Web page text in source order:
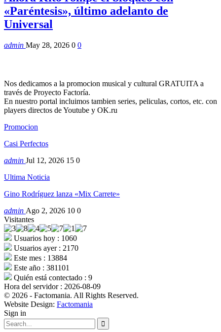
«Paréntesis», último adelanto de
Universal
admin May 28, 2026 0 0
Nos dedicamos a la promocion musical y cultural GRATUITA a
través de Proyecto Factoría.
En nuestro portal incluimos tambien series, peliculas, cortos, etc. con
players directos de Youtube y OK.ru
Promocion
Casi Perfectos
admin Jul 12, 2026 15 0
Ultima Noticia
Gino Rodríguez lanza «Mix Carrete»
admin Ago 2, 2026 10 0
Visitantes
Usuarios hoy : 1060
Usuarios ayer : 2170
Este mes : 13884
Este año : 381101
Quién está contectado : 9
Hora del servidor : 2026-08-09
© 2026 - Factomania. All Rights Reserved.
Website Design: Factomania
Sign in